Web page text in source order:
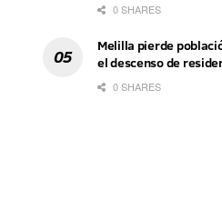
0 SHARES
Melilla pierde
el descenso de
0 SHARES